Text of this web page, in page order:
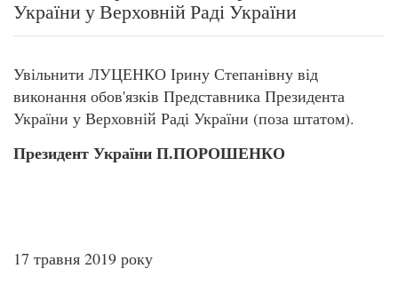
України у Верховній Раді України
Увільнити ЛУЦЕНКО Ірину Степанівну від
виконання обов'язків Представника Президента
України у Верховній Раді України (поза штатом).
Президент України П.ПОРОШЕНКО
17 травня 2019 року